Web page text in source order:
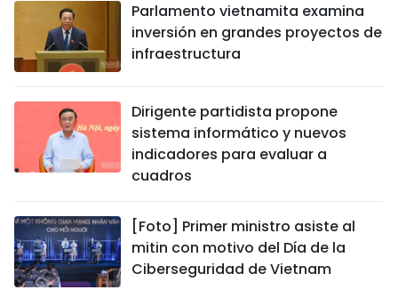
Parlamento vietnamita examina
inversión en grandes proyectos de
infraestructura
Dirigente partidista propone
sistema informático y nuevos
indicadores para evaluar a
cuadros
[Foto] Primer ministro asiste al
mitin con motivo del Día de la
Ciberseguridad de Vietnam